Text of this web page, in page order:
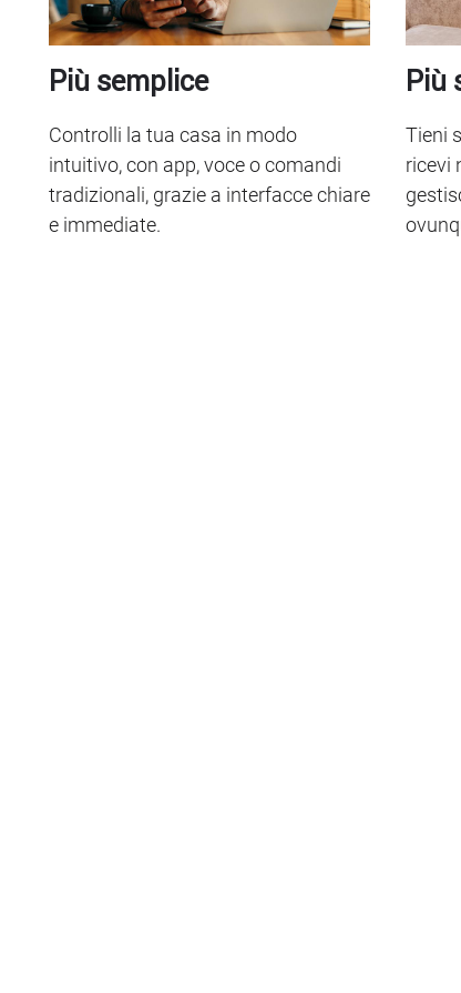
Più semplice
Controlli la tua casa in modo
intuitivo, con app, voce o comandi
tradizionali, grazie a interfacce chiare
e immediate.
Più
Tieni
ricevi